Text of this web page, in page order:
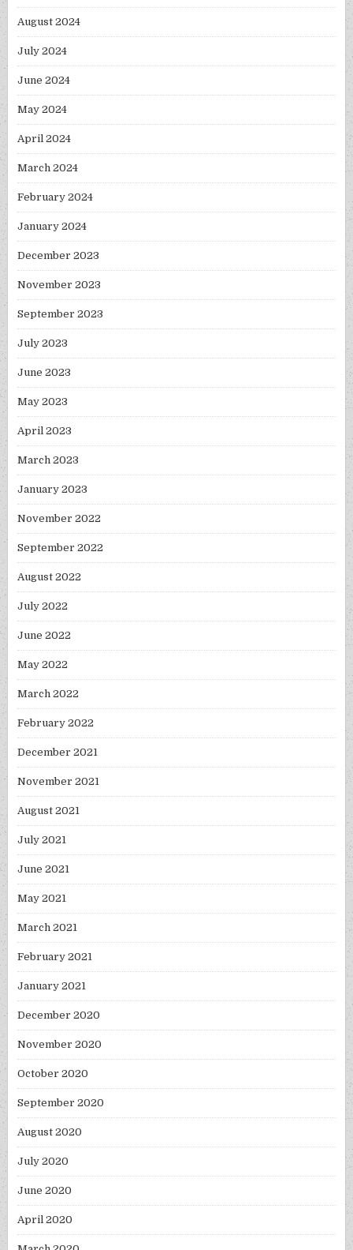
August 2024
July 2024
June 2024
May 2024
April 2024
March 2024
February 2024
January 2024
December 2023
November 2023
September 2023
July 2023
June 2023
May 2023
April 2023
March 2023
January 2023
November 2022
September 2022
August 2022
July 2022
June 2022
May 2022
March 2022
February 2022
December 2021
November 2021
August 2021
July 2021
June 2021
May 2021
March 2021
February 2021
January 2021
December 2020
November 2020
October 2020
September 2020
August 2020
July 2020
June 2020
April 2020